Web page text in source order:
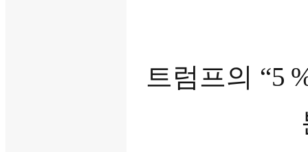
트럼프의 “5